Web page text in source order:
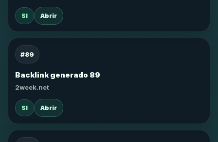
SI Abrir
#89
Backlink generado 89
2week.net
SI Abrir